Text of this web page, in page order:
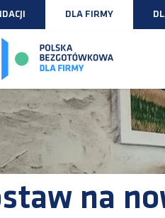
DLA FIRMY
na